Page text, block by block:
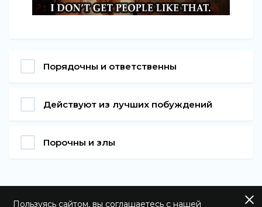
Порядочны и ответственны
Действуют из лучших побуждений
Порочны и злы
Пользуясь сайтом, вы соглашаетесь с нашей